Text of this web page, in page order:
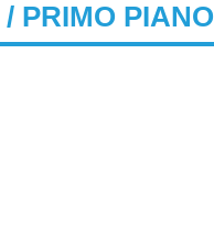
/ PRIMO PIANO